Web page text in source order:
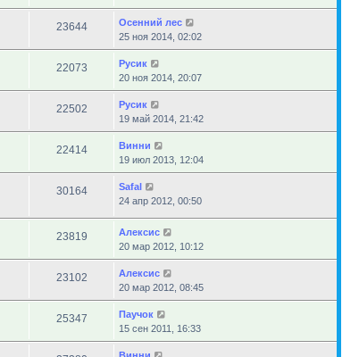
23644
Осенний лес
25 ноя 2014, 02:02
22073
Русик
20 ноя 2014, 20:07
22502
Русик
19 май 2014, 21:42
22414
Винни
19 июл 2013, 12:04
30164
Safal
24 апр 2012, 00:50
23819
Алексис
20 мар 2012, 10:12
23102
Алексис
20 мар 2012, 08:45
25347
Паучок
15 сен 2011, 16:33